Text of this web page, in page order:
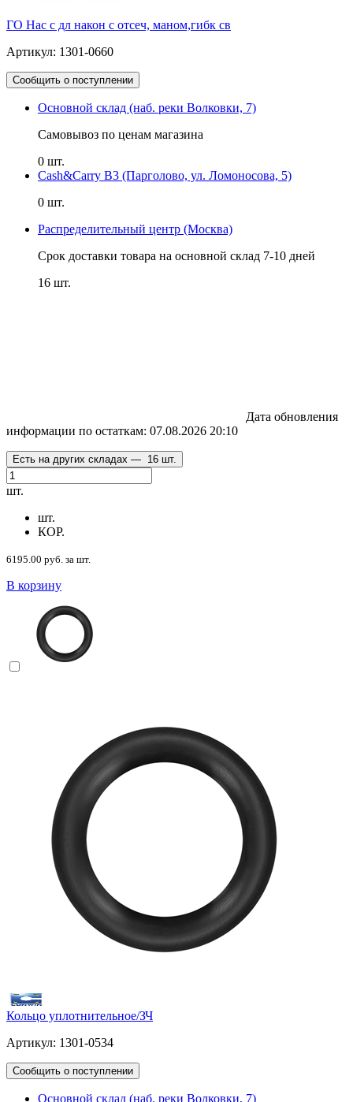
ГО Нас с дл након с отсеч, маном,гибк св
Артикул: 1301-0660
Сообщить о поступлении
Основной склад (наб. реки Волковки, 7)
Самовывоз по ценам магазина
0 шт.
Cash&Carry B3 (Парголово, ул. Ломоносова, 5)
0 шт.
Распределительный центр (Москва)
Срок доставки товара на основной склад 7-10 дней
16 шт.
Дата обновления
информации по остаткам: 07.08.2026 20:10
Есть на других складах — 16 шт.
шт.
шт.
КОР.
6195.00 руб. за шт.
В корзину
Кольцо уплотнительное/ЗЧ
Артикул: 1301-0534
Сообщить о поступлении
Основной склад (наб. реки Волковки, 7)